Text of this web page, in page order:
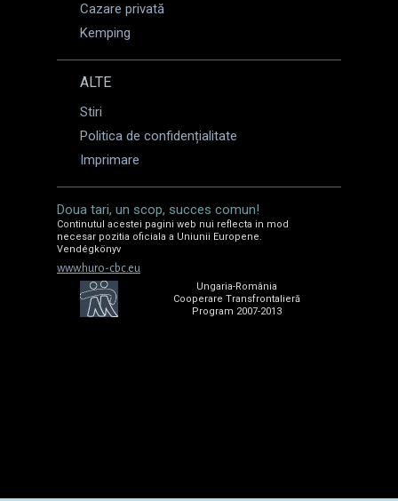
Cazare privată
Kemping
ALTE
Stiri
Politica de confidențialitate
Imprimare
Doua tari, un scop, succes comun!
Continutul acestei pagini web nui reflecta in mod
necesar pozitia oficiala a Uniunii Europene.
Vendégkönyv
www.huro-cbc.eu
Ungaria-România
Cooperare Transfrontalieră
Program 2007-2013